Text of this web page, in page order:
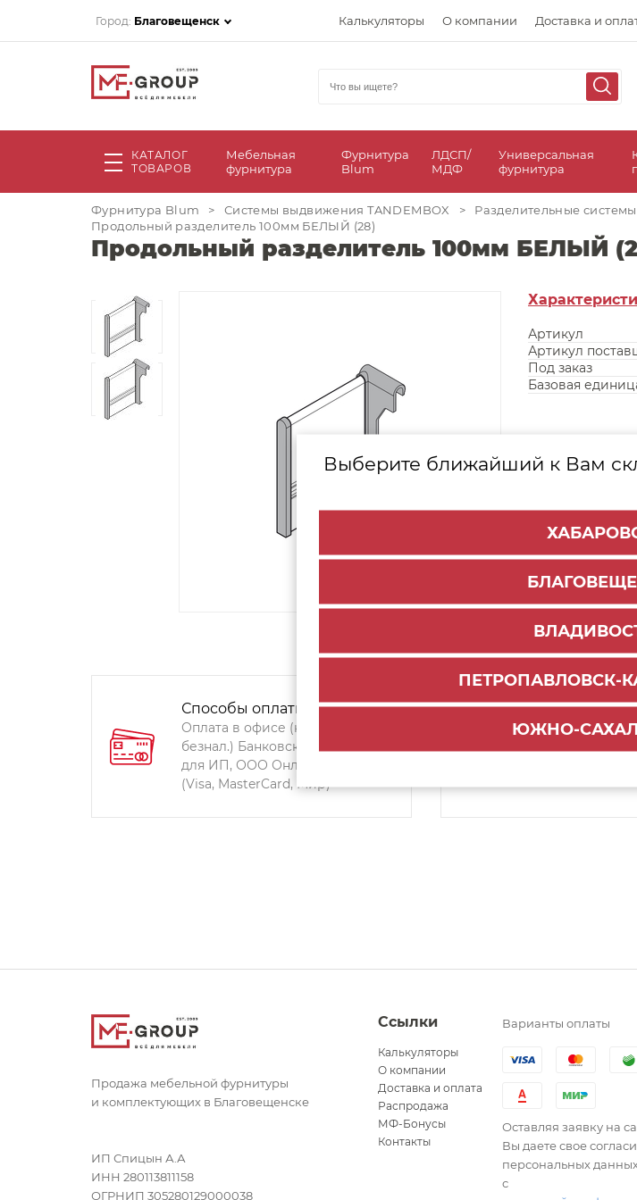
Город: Благовещенск Калькуляторы О компании Доставка и
КАТАЛОГ
ТОВАРОВ
Мебельная
фурнитура
Фурнитура
Blum
ЛДСП/
МДФ
Универсальная
фурнитура
Выберите ближайший к Вам
ПЕТРОПАВЛОВСК-
ЮЖНО-
Фурнитура Blum > Системы выдвижения TANDEMBOX > Разделительные
Продольный разделитель 100мм БЕЛЫЙ (28)
Продольный разделитель 100мм БЕЛЫЙ
Артикул
Артикул
Под заказ
Базовая
Способы оплаты:
Оплата в офисе (наличными,
безнал.) Банковский перевод
для ИП, ООО Онлайн-оплата
(Visa, MasterCard, Мир)
Способы
Продажа мебельной фурнитуры
и комплектующих в Благовещенске
ИП Спицын А.А
ИНН 280113811158
ОГРНИП 305280129000038
Ссылки
Калькуляторы
О компании
Доставка и оплата
Распродажа
МФ-Бонусы
Контакты
Варианты оплаты
Оставляя заявку на
Вы даете свое
персональных
с